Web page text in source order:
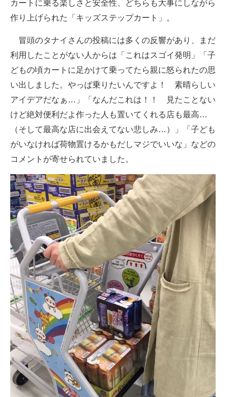
カートに乗る楽しさと安全性、どちらも大事にしながら
作り上げられた「キッズステップカート」。
冒頭のタナイさんの投稿には多くの反響があり、まだ
利用したことがない人からは「これはスゴイ発明」「子
どもの頃カートに足かけて乗ってたら親に怒られたの思
い出しました。やっぱ乗りたいんですよ！ 素晴らしい
アイデアだなぁ…」「なんだこれは！！ 見たことない
けど絶対便利だよ作った人も置いてくれる店も最高…
（そして最高な店に出会えてない悲しみ…）」「子ども
がいなければ荷物置けるかもだしマジでいいな」などの
コメントが寄せられていました。